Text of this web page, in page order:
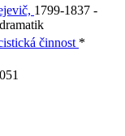
1799-1837 -
činnost *